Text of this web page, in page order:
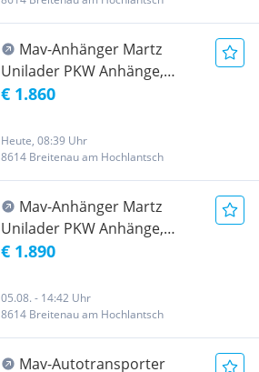
Mav-Anhänger Martz
Unilader PKW Anhänge,
ungebremst, Kippbar, 3m
€ 1.860
Heute, 08:39 Uhr
8614 Breitenau am Hochlantsch
Mav-Anhänger Martz
Unilader PKW Anhänge,
ungebremst, Kippbar, 3m
€ 1.890
05.08. - 14:42 Uhr
8614 Breitenau am Hochlantsch
Mav-Autotransporter